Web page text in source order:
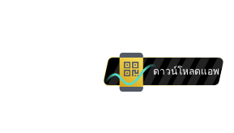
ดาวน์โหลดแอพ